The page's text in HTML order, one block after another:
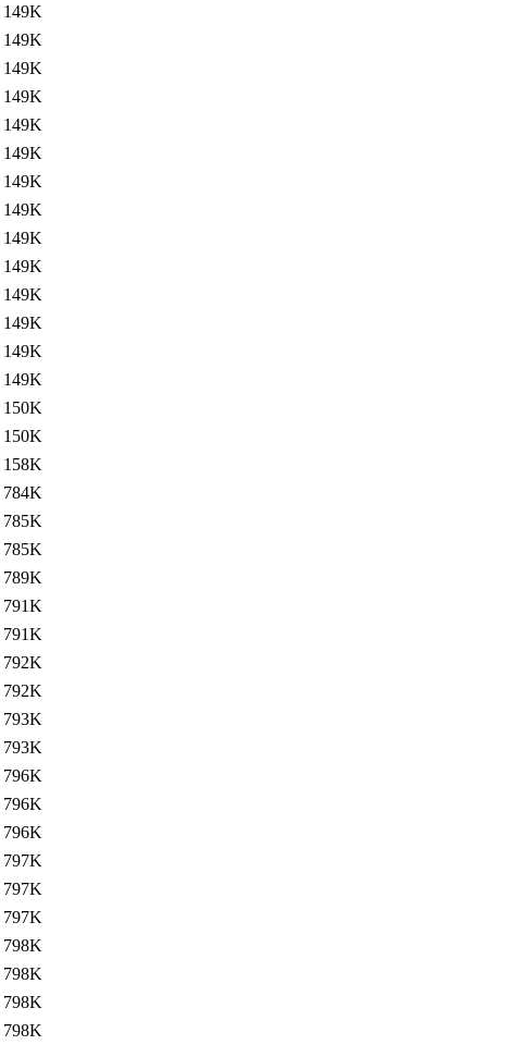
149K
149K
149K
149K
149K
149K
149K
149K
149K
149K
149K
149K
149K
149K
150K
150K
158K
784K
785K
785K
789K
791K
791K
792K
792K
793K
793K
796K
796K
796K
797K
797K
797K
798K
798K
798K
798K